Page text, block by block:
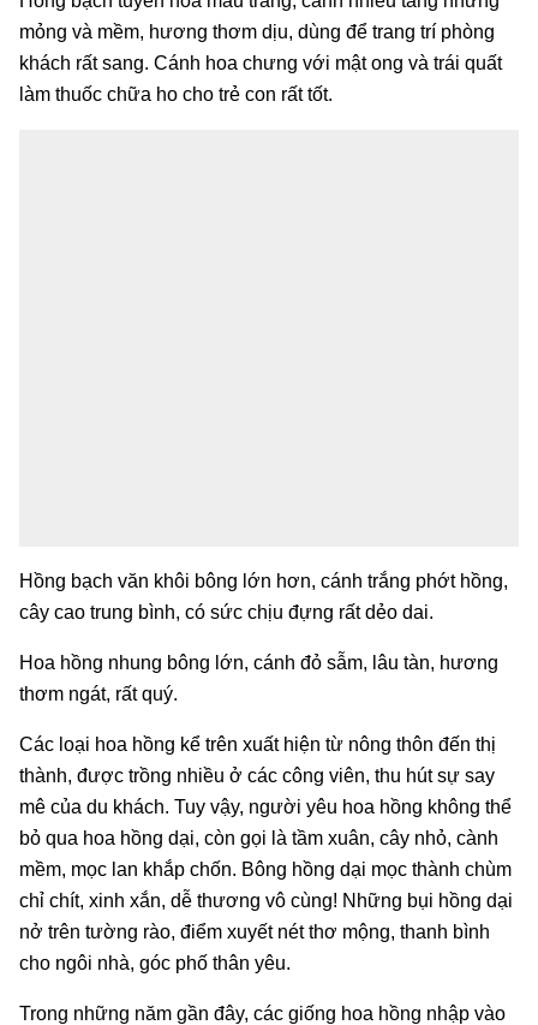
mỏng và mềm, hương thơm dịu, dùng để trang trí phòng
khách rất sang. Cánh hoa chưng với mật ong và trái quất
làm thuốc chữa ho cho trẻ con rất tốt.
Hồng bạch văn khôi bông lớn hơn, cánh trắng phớt hồng,
cây cao trung bình, có sức chịu đựng rất dẻo dai.
Hoa hồng nhung bông lớn, cánh đỏ sẫm, lâu tàn, hương
thơm ngát, rất quý.
Các loại hoa hồng kể trên xuất hiện từ nông thôn đến thị
thành, được trồng nhiều ở các công viên, thu hút sự say
mê của du khách. Tuy vậy, người yêu hoa hồng không thể
bỏ qua hoa hồng dại, còn gọi là tầm xuân, cây nhỏ, cành
mềm, mọc lan khắp chốn. Bông hồng dại mọc thành chùm
chỉ chít, xinh xắn, dễ thương vô cùng! Những bụi hồng dại
nở trên tường rào, điểm xuyết nét thơ mộng, thanh bình
cho ngôi nhà, góc phố thân yêu.
Trong những năm gần đây, các giống hoa hồng nhập vào